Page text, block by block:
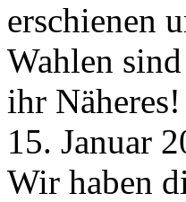
erschienen
Wahlen
ihr Näheres!
15. Januar
Wir haben